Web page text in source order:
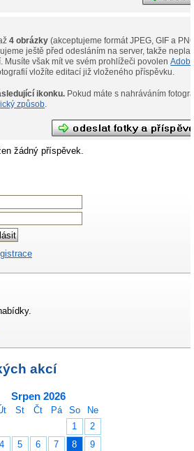
4 obrázky (akceptujeme formát JPEG, GIF a
ještě před odesláním na server, takže
již žádné velikostní omezení. Musíte však mít ve svém prohlížeči povolen
vložíte editací již vloženého příspěvku.
ikonku.
způsob.
žádný příspěvek.
akcí
Srpen 2026
St Čt Pá So
Ne
1
2
4 5 6 7 8 9